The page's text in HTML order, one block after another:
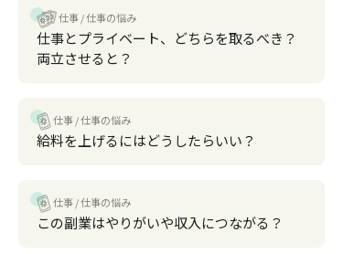
仕事 仕事の悩み
仕事とプライベート、どちらを取るべき？
両立させると？
仕事 仕事の悩み
給料を上げるにはどうしたらいい？
仕事 仕事の悩み
この副業はやりがいや収入につながる？